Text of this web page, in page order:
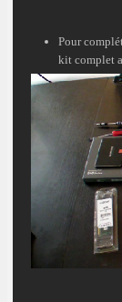
Pour
kit complet